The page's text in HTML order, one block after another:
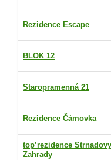
Rezidence Escape
BLOK 12
Staropramenná 21
Rezidence Čámovka
top’rezidence Strnadovy
Zahrady